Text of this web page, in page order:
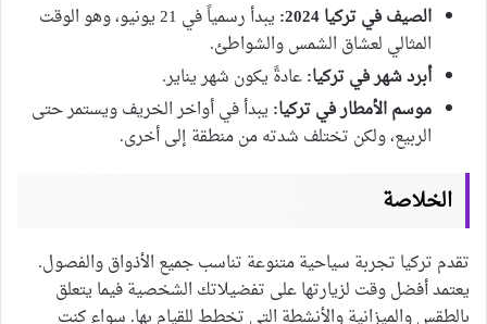
الصيف في تركيا 2024:
يبدأ رسمياً في 21 يونيو، وهو الوقت
المثالي لعشاق الشمس والشواطئ.
أبرد شهر في تركيا:عادةً يكون شهر يناير.
موسم الأمطار في تركيا:يبدأ في أواخر الخريف ويستمر حتى
الربيع، ولكن تختلف شدته من منطقة إلى أخرى.
الخلاصة
تقدم تركيا تجربة سياحية متنوعة تناسب جميع الأذواق والفصول.
يعتمد أفضل وقت لزيارتها على تفضيلاتك الشخصية فيما يتعلق
بالطقس والميزانية والأنشطة التي تخطط للقيام بها. سواء كنت